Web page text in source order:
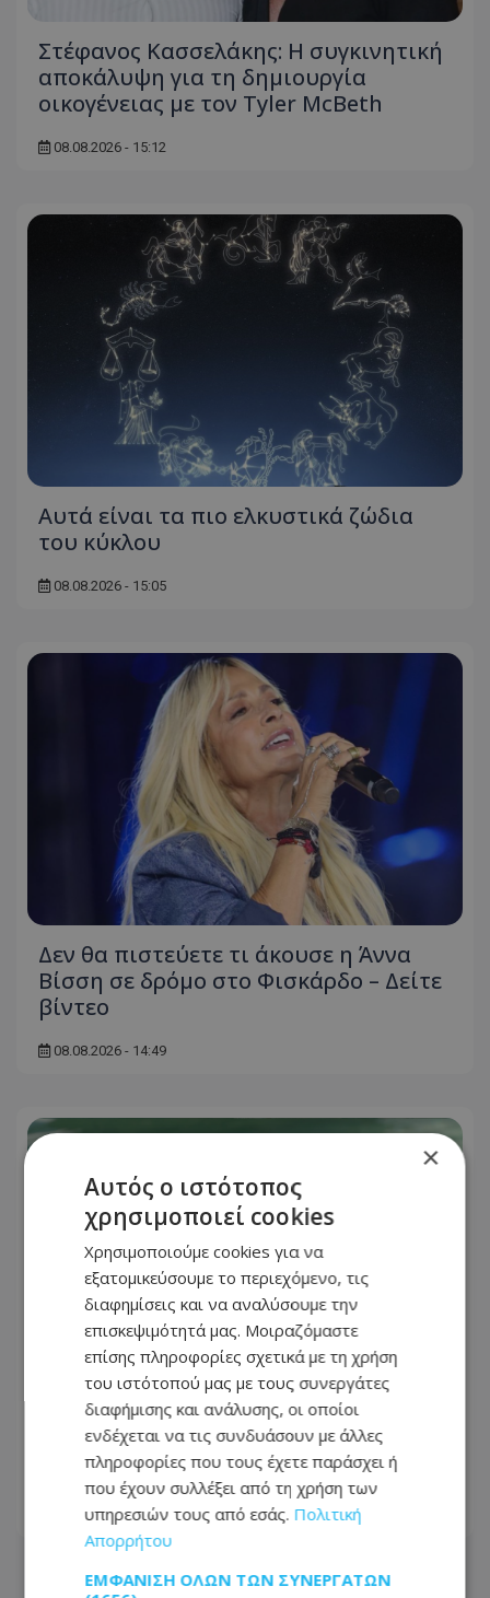
Στέφανος Κασσελάκης: Η συγκινητική
αποκάλυψη για τη δηµιουργία
οικογένειας με τον Tyler McBeth
08.08.2026 - 15:12
Αυτά είναι τα πιο ελκυστικά ζώδια
του κύκλου
08.08.2026 - 15:05
Δεν θα πιστεύετε τι άκουσε η Άννα
Βίσση σε δρόμο στο Φισκάρδο – Δείτε
βίντεο
08.08.2026 - 14:49
Ανδρέας Γεωργίου: «Η γέννηση της
κόρης μου άλλαξε ριζικά τη ζωή μου
και με αναδιαμόρφωσε ως άνθρωπο»
08.08.2026 - 12:38
×
Αυτός ο ιστότοπος
χρησιμοποιεί cookies
Χρησιμοποιούμε cookies για να
εξατομικεύσουμε το περιεχόμενο, τις
διαφημίσεις και να αναλύσουμε την
επισκεψιμότητά μας. Μοιραζόμαστε
επίσης πληροφορίες σχετικά με τη χρήση
του ιστότοπού μας με τους συνεργάτες
διαφήμισης και ανάλυσης, οι οποίοι
ενδέχεται να τις συνδυάσουν με άλλες
πληροφορίες που τους έχετε παράσχει ή
που έχουν συλλέξει από τη χρήση των
υπηρεσιών τους από εσάς. Πολιτική
Απορρήτου
ΕΜΦΆΝΙΣΗ ΌΛΩΝ ΤΩΝ ΣΥΝΕΡΓΑΤΏΝ